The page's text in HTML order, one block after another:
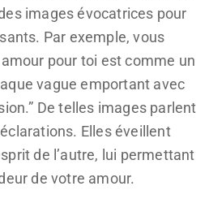
images évocatrices pour
Par exemple, vous
pour toi est comme un
vague emportant avec
De telles images parlent
Elles éveillent
de l’autre, lui permettant
de votre amour.